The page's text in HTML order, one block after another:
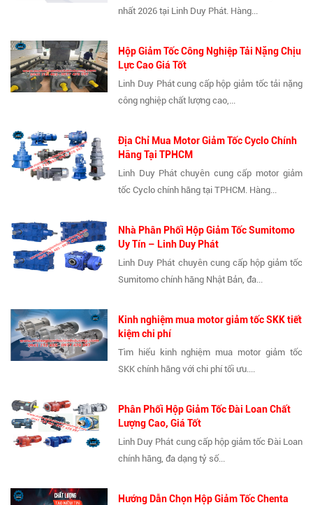
nhất 2026 tại Linh Duy Phát. Hàng...
Hộp Giảm Tốc Công Nghiệp Tải Nặng Chịu
Lực Cao Giá Tốt
Linh Duy Phát cung cấp hộp giảm tốc tải nặng
công nghiệp chất lượng cao,...
Địa Chỉ Mua Motor Giảm Tốc Cyclo Chính
Hãng Tại TPHCM
Linh Duy Phát chuyên cung cấp motor giảm
tốc Cyclo chính hãng tại TPHCM. Hàng...
Nhà Phân Phối Hộp Giảm Tốc Sumitomo
Uy Tín – Linh Duy Phát
Linh Duy Phát chuyên cung cấp hộp giảm tốc
Sumitomo chính hãng Nhật Bản, đa...
Kinh nghiệm mua motor giảm tốc SKK tiết
kiệm chi phí
Tìm hiểu kinh nghiệm mua motor giảm tốc
SKK chính hãng với chi phí tối ưu....
Phân Phối Hộp Giảm Tốc Đài Loan Chất
Lượng Cao, Giá Tốt
Linh Duy Phát cung cấp hộp giảm tốc Đài Loan
chính hãng, đa dạng tỷ số...
Hướng Dẫn Chọn Hộp Giảm Tốc Chenta